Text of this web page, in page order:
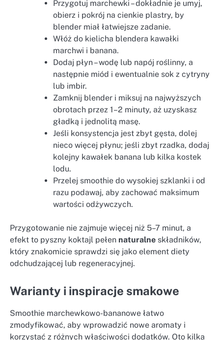
Przygotuj marchewki – dokładnie je umyj,
obierz i pokrój na cienkie plastry, by
blender miał łatwiejsze zadanie.
Włóż do kielicha blendera kawałki
marchwi i banana.
Dodaj płyn – wodę lub napój roślinny, a
następnie miód i ewentualnie sok z cytryny
lub imbir.
Zamknij blender i miksuj na najwyższych
obrotach przez 1–2 minuty, aż uzyskasz
gładką i jednolitą masę.
Jeśli konsystencja jest zbyt gęsta, dolej
nieco więcej płynu; jeśli zbyt rzadka, dodaj
kolejny kawałek banana lub kilka kostek
lodu.
Przelej smoothie do wysokiej szklanki i od
razu podawaj, aby zachować maksimum
wartości odżywczych.
Przygotowanie nie zajmuje więcej niż 5–7 minut, a
efekt to pyszny koktajl pełen naturalne składników,
który znakomicie sprawdzi się jako element diety
odchudzającej lub regeneracyjnej.
Warianty i inspiracje smakowe
Smoothie marchewkowo-bananowe łatwo
zmodyfikować, aby wprowadzić nowe aromaty i
korzystać z różnych właściwości dodatków. Oto kilka